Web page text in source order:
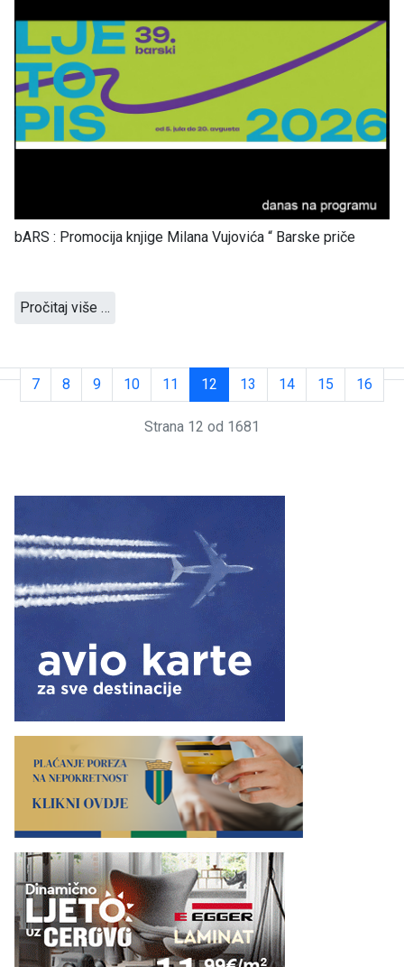
bARS : Promocija knjige Milana Vujovića “ Barske priče
Pročitaj više …
7 8 9 10 11 12 13 14 15 16
Strana 12 od 1681